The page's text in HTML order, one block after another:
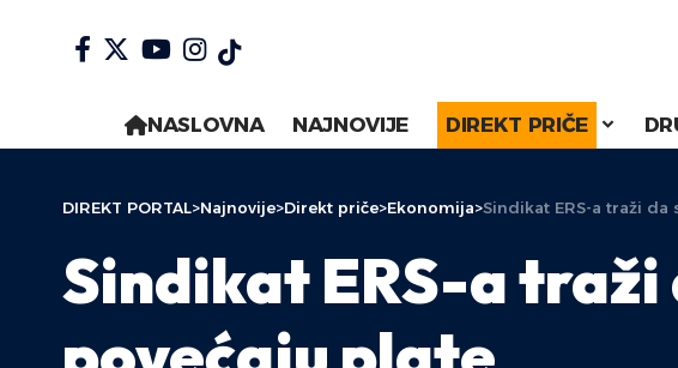
NASLOVNA NAJNOVIJE DIREKT PRIČE
DIREKT PORTAL>Najnovije>Direkt priče>Ekonomija>Sindikat ERS-a traži da
Sindikat ERS-a traži